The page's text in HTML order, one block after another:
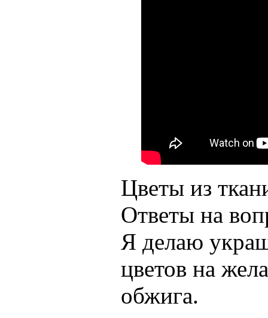
Цветы из
Ответы на
Я делаю
цветов на
обжига.